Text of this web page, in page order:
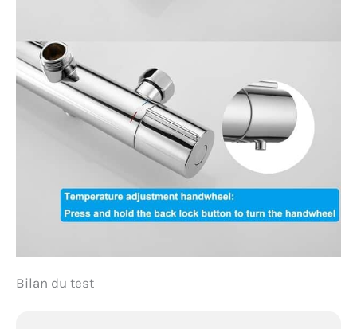
Bilan du test